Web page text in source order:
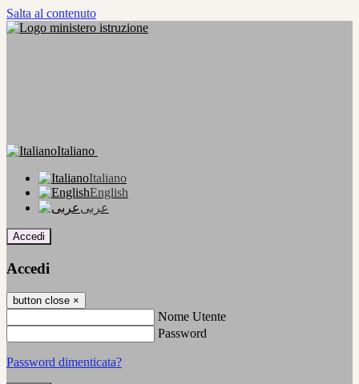
Salta al contenuto
Italiano
Italiano
English
عربى
Accedi
Accedi
button close ×
Nome Utente
Password
Password dimenticata?